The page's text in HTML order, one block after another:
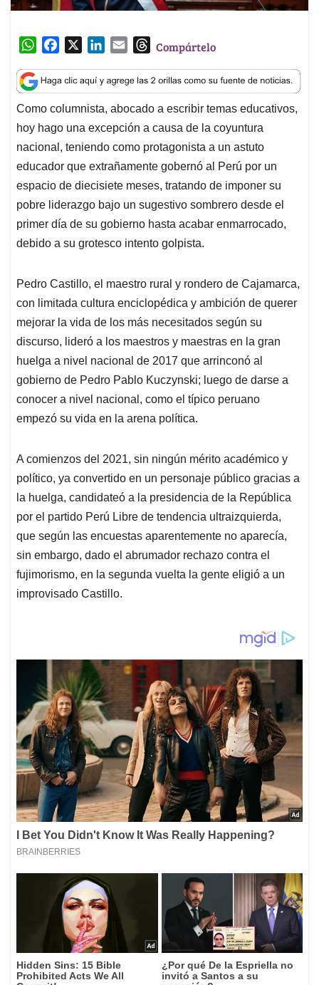
W
a
t
s
A
p
p
c
e
b
o
o
k
n
k
e
d
I
n
a
i
l
T
r
e
a
d
s
Compártelo
Como columnista, abocado a escribir temas educativos,
hoy hago una excepción a causa de la coyuntura
nacional, teniendo como protagonista a un astuto
educador que extrañamente gobernó al Perú por un
espacio de diecisiete meses, tratando de imponer su
pobre liderazgo bajo un sugestivo sombrero desde el
primer día de su gobierno hasta acabar enmarrocado,
debido a su grotesco intento golpista.
Pedro Castillo, el maestro rural y rondero de Cajamarca,
con limitada cultura enciclopédica y ambición de querer
mejorar la vida de los más necesitados según su
discurso, lideró a los maestros y maestras en la gran
huelga a nivel nacional de 2017 que arrinconó al
gobierno de Pedro Pablo Kuczynski; luego de darse a
conocer a nivel nacional, como el típico peruano
empezó su vida en la arena política.
A comienzos del 2021, sin ningún mérito académico y
político, ya convertido en un personaje público gracias a
la huelga, candidateó a la presidencia de la República
por el partido Perú Libre de tendencia ultraizquierda,
que según las encuestas aparentemente no aparecía,
sin embargo, dado el abrumador rechazo contra el
fujimorismo, en la segunda vuelta la gente eligió a un
improvisado Castillo.